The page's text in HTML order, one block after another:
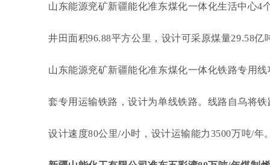
山东能源兖矿新疆能化准东煤化一体化生活中心
井田面积96.88平方公里，设计可采原煤量29.58
山东能源兖矿新疆能化准东煤化一体化铁路专用
套专用运输铁路，设计为单线铁路。线路自乌将
设计速度80公里/小时，设计运输能力3500万吨/年